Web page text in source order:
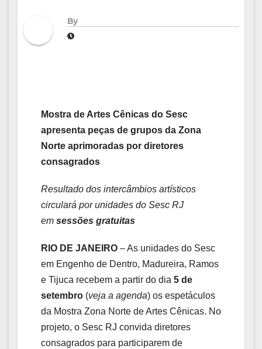
By
Mostra de Artes Cênicas do Sesc
apresenta peças de grupos da Zona
Norte aprimoradas por diretores
consagrados
Resultado dos intercâmbios artísticos
circulará por unidades do Sesc RJ
em sessões gratuitas
RIO DE JANEIRO – As unidades do Sesc
em Engenho de Dentro, Madureira, Ramos
e Tijuca recebem a partir do dia 5 de
setembro (veja a agenda) os espetáculos
da Mostra Zona Norte de Artes Cênicas. No
projeto, o Sesc RJ convida diretores
consagrados para participarem de